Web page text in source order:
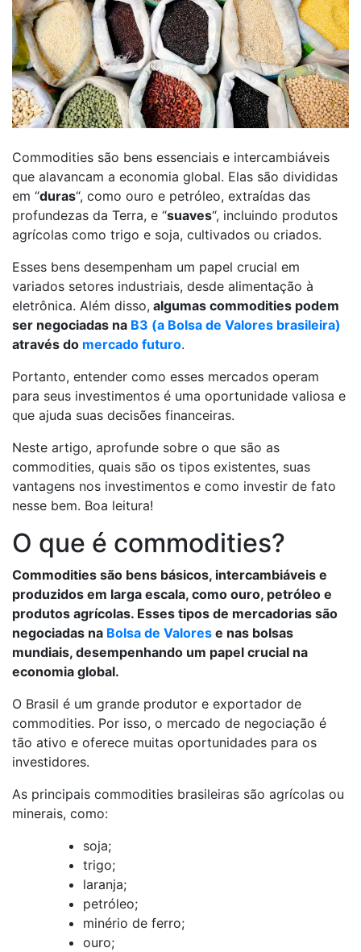
Commodities são bens essenciais e intercambiáveis
que alavancam a economia global. Elas são divididas
em “duras“, como ouro e petróleo, extraídas das
profundezas da Terra, e “suaves“, incluindo produtos
agrícolas como trigo e soja, cultivados ou criados.
Esses bens desempenham um papel crucial em
variados setores industriais, desde alimentação à
eletrônica. Além disso, algumas commodities podem
ser negociadas na B3 (a Bolsa de Valores brasileira)
através do mercado futuro.
Portanto, entender como esses mercados operam
para seus investimentos é uma oportunidade valiosa e
que ajuda suas decisões financeiras.
Neste artigo, aprofunde sobre o que são as
commodities, quais são os tipos existentes, suas
vantagens nos investimentos e como investir de fato
nesse bem. Boa leitura!
O que é commodities?
Commodities são bens básicos, intercambiáveis e
produzidos em larga escala, como ouro, petróleo e
produtos agrícolas. Esses tipos de mercadorias são
negociadas na Bolsa de Valores e nas bolsas
mundiais, desempenhando um papel crucial na
economia global.
O Brasil é um grande produtor e exportador de
commodities. Por isso, o mercado de negociação é
tão ativo e oferece muitas oportunidades para os
investidores.
As principais commodities brasileiras são agrícolas ou
minerais, como:
soja;
trigo;
laranja;
petróleo;
minério de ferro;
ouro;